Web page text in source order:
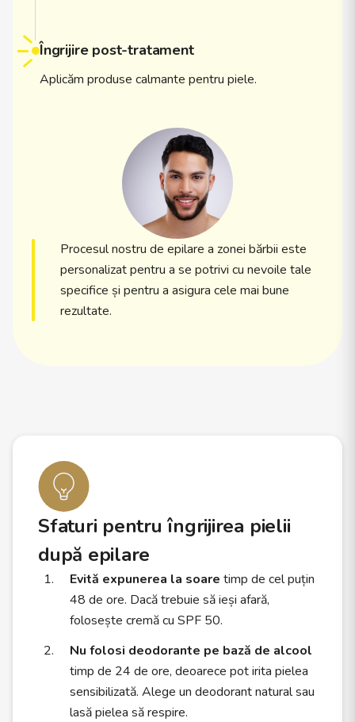
Îngrijire post-tratament
Aplicăm produse calmante pentru piele.
Procesul nostru de epilare a zonei bărbii este
personalizat pentru a se potrivi cu nevoile tale
specifice și pentru a asigura cele mai bune
rezultate.
Sfaturi pentru îngrijirea pielii
după epilare
Evită expunerea la soare timp de cel puțin
48 de ore. Dacă trebuie să ieși afară,
folosește cremă cu SPF 50.
Nu folosi deodorante pe bază de alcool
timp de 24 de ore, deoarece pot irita pielea
sensibilizată. Alege un deodorant natural sau
lasă pielea să respire.